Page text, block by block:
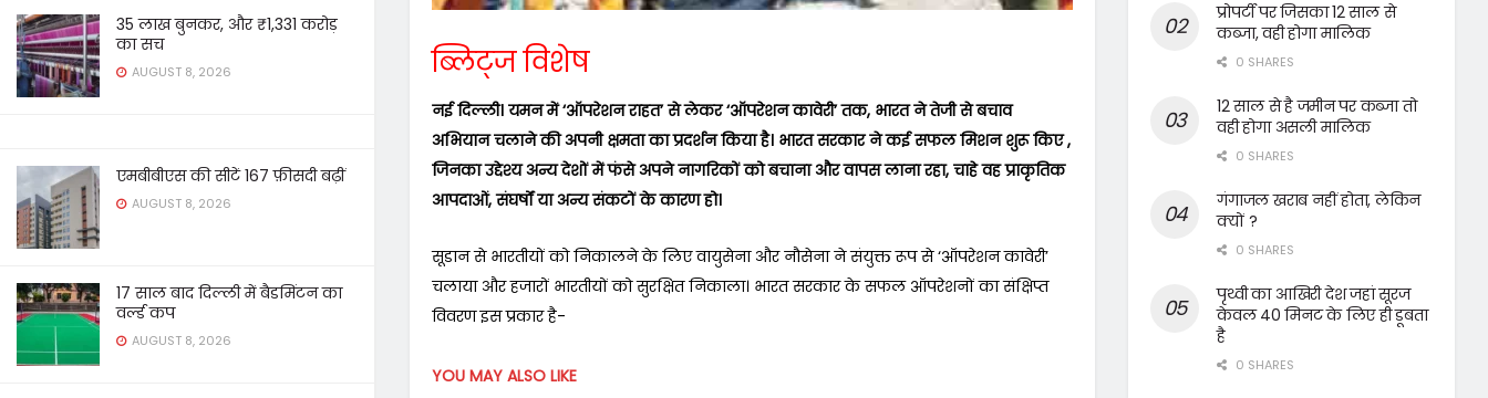
35 लाख बुनकर, और ₹1,331 करोड़
का सच
AUGUST 8, 2026
एमबीबीएस की सीटें 167 फ़ीसदी बढ़ीं
AUGUST 8, 2026
17 साल बाद दिल्ली में बैडमिंटन का
वर्ल्ड कप
AUGUST 8, 2026
ब्लिट्ज विशेष
नई दिल्ली। यमन में ‘ऑपरेशन राहत’ से लेकर ‘ऑपरेशन कावेरी’ तक, भारत ने तेजी से बचाव
अभियान चलाने की अपनी क्षमता का प्रदर्शन किया है। भारत सरकार ने कई सफल मिशन शुरू किए ,
जिनका उद्देश्य अन्य देशों में फंसे अपने नागरिकों को बचाना और वापस लाना रहा, चाहे वह प्राकृतिक
आपदाओं, संघर्षों या अन्य संकटों के कारण हो।
सूडान से भारतीयों को निकालने के लिए वायुसेना और नौसेना ने संयुक्त रूप से ‘ऑपरेशन कावेरी’
चलाया और हजारों भारतीयों को सुरक्षित निकाला। भारत सरकार के सफल ऑपरेशनों का संक्षिप्त
विवरण इस प्रकार है-
YOU MAY ALSO LIKE
प्रोपर्टी पर जिसका 12 साल से
कब्जा, वही होगा मालिक
0 SHARES
12 साल से है जमीन पर कब्जा तो
वही होगा असली मालिक
0 SHARES
गंगाजल खराब नहीं होता, लेकिन
क्यों ?
0 SHARES
पृथ्वी का आखिरी देश जहां सूरज
केवल 40 मिनट के लिए ही डूबता
है
0 SHARES